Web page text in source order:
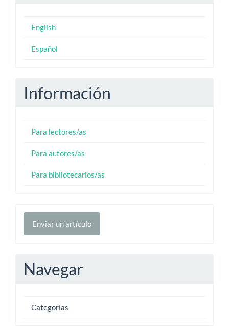
English
Español
Información
Para lectores/as
Para autores/as
Para bibliotecarios/as
Enviar
unEnviar un artículo
Navegar
Categorías